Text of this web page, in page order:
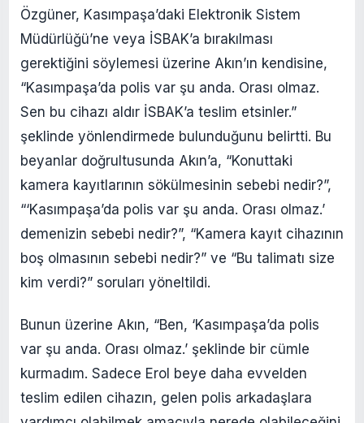
Özgüner, Kasımpaşa’daki Elektronik Sistem
Müdürlüğü’ne veya İSBAK’a bırakılması
gerektiğini söylemesi üzerine Akın’ın kendisine,
“Kasımpaşa’da polis var şu anda. Orası olmaz.
Sen bu cihazı aldır İSBAK’a teslim etsinler.”
şeklinde yönlendirmede bulunduğunu belirtti. Bu
beyanlar doğrultusunda Akın’a, “Konuttaki
kamera kayıtlarının sökülmesinin sebebi nedir?”,
“‘Kasımpaşa’da polis var şu anda. Orası olmaz.’
demenizin sebebi nedir?”, “Kamera kayıt cihazının
boş olmasının sebebi nedir?” ve “Bu talimatı size
kim verdi?” soruları yöneltildi.
Bunun üzerine Akın, “Ben, ‘Kasımpaşa’da polis
var şu anda. Orası olmaz.’ şeklinde bir cümle
kurmadım. Sadece Erol beye daha evvelden
teslim edilen cihazın, gelen polis arkadaşlara